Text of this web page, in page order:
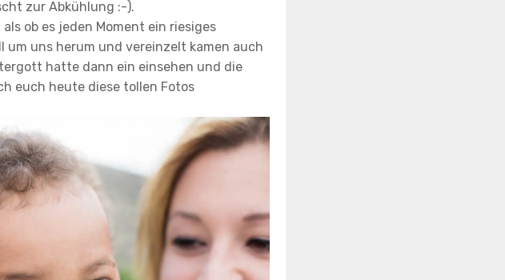
zur Abkühlung :-).
ob es jeden Moment ein riesiges
uns herum und vereinzelt kamen auch
hatte dann ein einsehen und die
euch heute diese tollen Fotos